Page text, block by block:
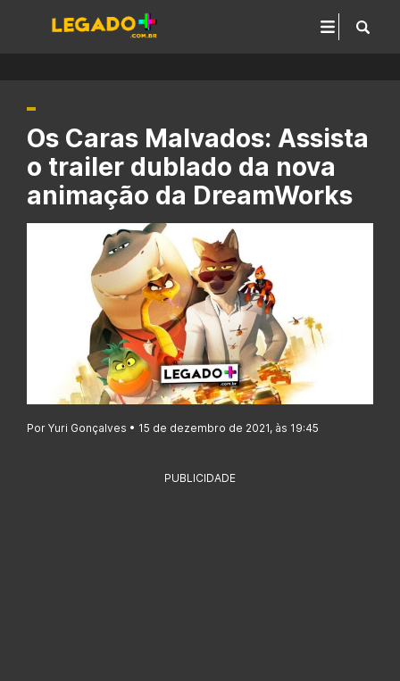
Os Caras Malvados: Assista
o trailer dublado da nova
animação da DreamWorks
Por Yuri Gonçalves • 15 de dezembro de 2021, às 19:45
PUBLICIDADE